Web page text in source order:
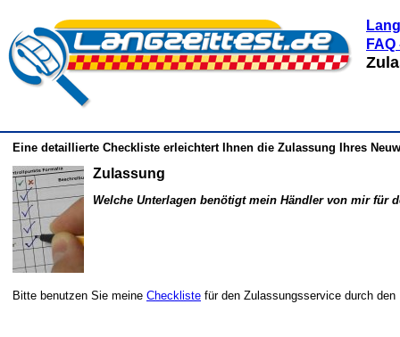
Eine detaillierte Checkliste erleichtert Ihnen die Zulassung Ihres
Zulassung
Welche Unterlagen benötigt mein Händler von mir für
Bitte benutzen Sie meine Checkliste für den Zulassungsservice durch den